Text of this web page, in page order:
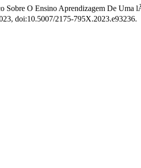
O Ensino Aprendizagem De Uma
doi:10.5007/2175-795X.2023.e93236.